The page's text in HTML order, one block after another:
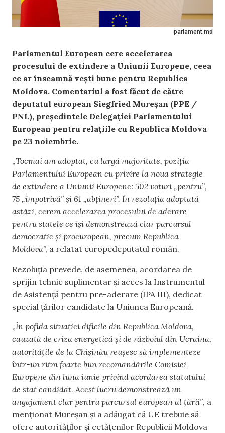
parlament.md
Parlamentul European cere accelerarea
procesului de extindere a Uniunii Europene, ceea
ce ar înseamnă vești bune pentru Republica
Moldova. Comentariul a fost făcut de către
deputatul european Siegfried Mureșan (PPE /
PNL), președintele Delegației Parlamentului
European pentru relațiile cu Republica Moldova
pe 23 noiembrie.
„Tocmai am adoptat, cu largă majoritate, poziția
Parlamentului European cu privire la noua strategie
de extindere a Uniunii Europene: 502 voturi „pentru”,
75 „împotrivă” și 61 „abțineri”. În rezoluția adoptată
astăzi, cerem accelerarea procesului de aderare
pentru statele ce își demonstrează clar parcursul
democratic și proeuropean, precum Republica
Moldova”, a relatat europedeputatul român.
Rezoluția prevede, de asemenea, acordarea de
sprijin tehnic suplimentar și acces la Instrumentul
de Asistență pentru pre-aderare (IPA III), dedicat
special țărilor candidate la Uniunea Europeană.
„În pofida situației dificile din Republica Moldova,
cauzată de criza energetică și de războiul din Ucraina,
autoritățile de la Chișinău reușesc să implementeze
într-un ritm foarte bun recomandările Comisiei
Europene din luna iunie privind acordarea statutului
de stat candidat. Acest lucru demonstrează un
angajament clar pentru parcursul european al țării”, a
menționat Mureșan și a adăugat că UE trebuie să
ofere autorităților și cetățenilor Republicii Moldova